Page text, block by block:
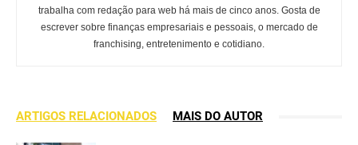
trabalha com redação para web há mais de cinco anos. Gosta de
escrever sobre finanças empresariais e pessoais, o mercado de
franchising, entretenimento e cotidiano.
ARTIGOS RELACIONADOS MAIS DO AUTOR